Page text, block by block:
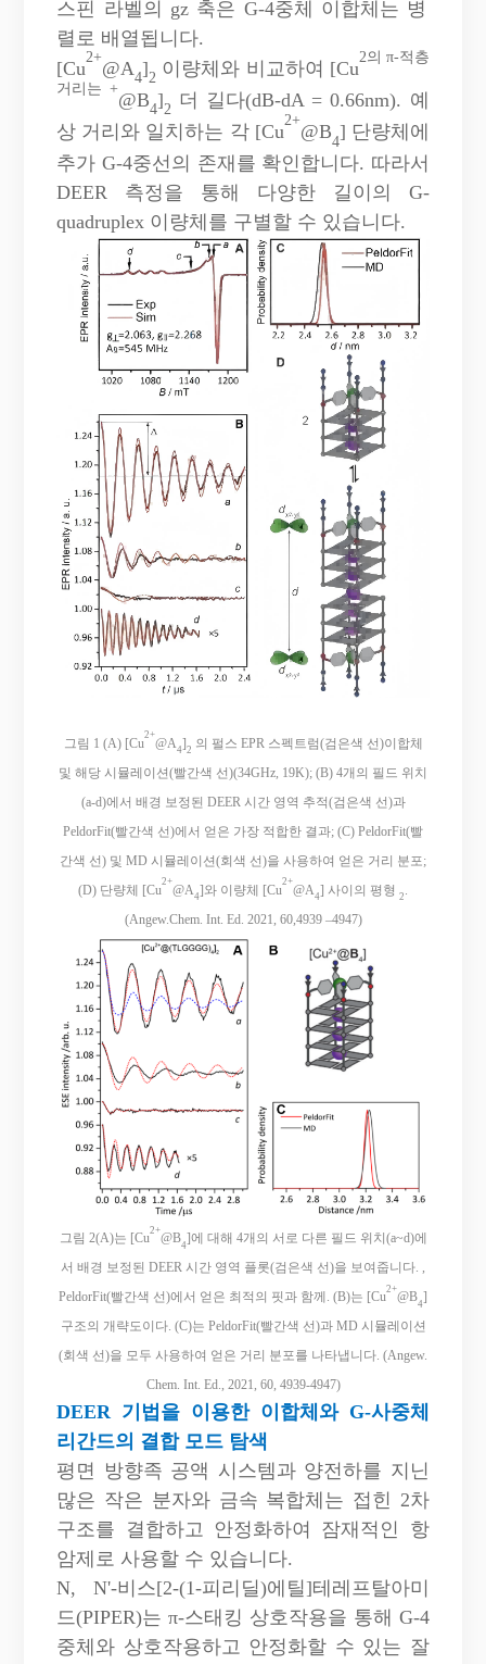
스핀 라벨의 gz 축은 G-4중체 이합체는 병
렬로 배열됩니다.
[Cu
2+
@A4]2 이량체와 비교하여 [Cu
2의 π-적층
거리는 +
@B4]2 더 길다(dB-dA = 0.66nm). 예
상 거리와 일치하는 각 [Cu
2+
@B4] 단량체에
추가 G-4중선의 존재를 확인합니다. 따라서
DEER 측정을 통해 다양한 길이의 G-
quadruplex 이량체를 구별할 수 있습니다.
그림 1 (A) [Cu
2+
@A4] 2 의 펄스 EPR 스펙트럼(검은색 선)이합체
및 해당 시뮬레이션(빨간색 선)(34GHz, 19K); (B) 4개의 필드 위치
(a-d)에서 배경 보정된 DEER 시간 영역 추적(검은색 선)과
PeldorFit(빨간색 선)에서 얻은 가장 적합한 결과; (C) PeldorFit(빨
간색 선) 및 MD 시뮬레이션(회색 선)을 사용하여 얻은 거리 분포;
(D) 단량체 [Cu
2+
@A4]와 이량체 [Cu
2+
@A4] 사이의 평형 2 .
(Angew.Chem. Int. Ed. 2021, 60,4939 –4947)
그림 2(A)는 [Cu
2+
@B4]에 대해 4개의 서로 다른 필드 위치(a~d)에
서 배경 보정된 DEER 시간 영역 플롯(검은색 선)을 보여줍니다. ,
PeldorFit(빨간색 선)에서 얻은 최적의 핏과 함께. (B)는 [Cu
2+
@B4]
구조의 개략도이다. (C)는 PeldorFit(빨간색 선)과 MD 시뮬레이션
(회색 선)을 모두 사용하여 얻은 거리 분포를 나타냅니다. (Angew.
Chem. Int. Ed., 2021, 60, 4939-4947)
DEER 기법을 이용한 이합체와 G-사중체
리간드의 결합 모드 탐색
평면 방향족 공액 시스템과 양전하를 지닌
많은 작은 분자와 금속 복합체는 접힌 2차
구조를 결합하고 안정화하여 잠재적인 항
암제로 사용할 수 있습니다.
N, N'-비스[2-(1-피리딜)에틸]테레프탈아미
드(PIPER)는 π-스태킹 상호작용을 통해 G-4
중체와 상호작용하고 안정화할 수 있는 잘